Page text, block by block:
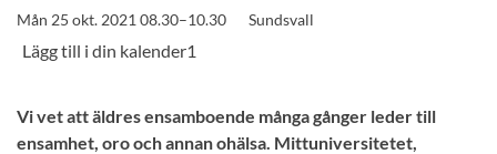
Mån 25 okt. 2021 08.30–10.30
Sundsvall
Vi vet att äldres ensamboende många gånger leder till
ensamhet, oro och annan ohälsa. Mittuniversitetet,